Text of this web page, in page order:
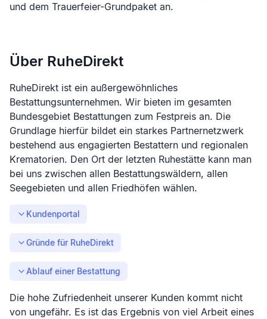
und dem Trauerfeier-Grundpaket an.
Über RuheDirekt
RuheDirekt ist ein außergewöhnliches
Bestattungsunternehmen. Wir bieten im gesamten
Bundesgebiet Bestattungen zum Festpreis an. Die
Grundlage hierfür bildet ein starkes Partnernetzwerk
bestehend aus engagierten Bestattern und regionalen
Krematorien. Den Ort der letzten Ruhestätte kann man
bei uns zwischen allen Bestattungswäldern, allen
Seegebieten und allen Friedhöfen wählen.
Kundenportal
Gründe für RuheDirekt
Ablauf einer Bestattung
Die hohe Zufriedenheit unserer Kunden kommt nicht
von ungefähr. Es ist das Ergebnis von viel Arbeit eines